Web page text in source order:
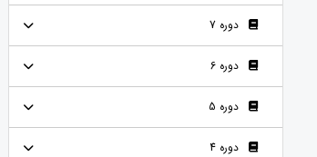
دوره 7
دوره 6
دوره 5
دوره 4